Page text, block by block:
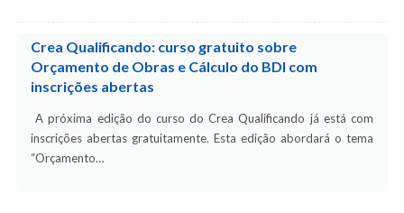
Crea Qualificando: curso gratuito sobre
Orçamento de Obras e Cálculo do BDI com
inscrições abertas
A próxima edição do curso do Crea Qualificando já está com
inscrições abertas gratuitamente. Esta edição abordará o tema
“Orçamento…